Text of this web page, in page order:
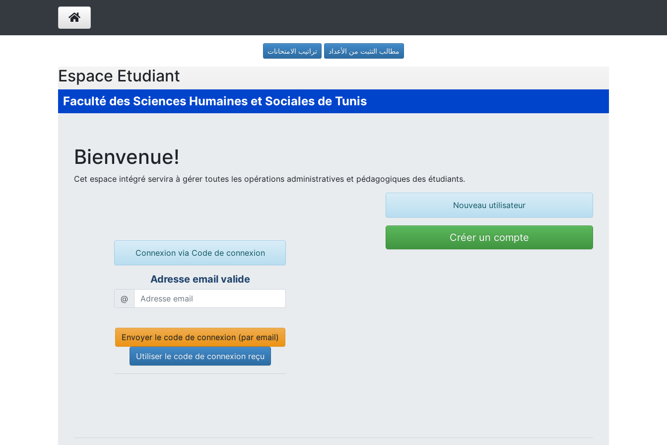
تراتيب الامتحانات مطالب التثبت من الأعداد
Espace Etudiant
Faculté des Sciences Humaines et Sociales de Tunis
Bienvenue!
Cet espace intégré servira à gérer toutes les opérations administratives et pédagogiques des étudiants.
Connexion via Code de connexion
Adresse email valide
@
Envoyer le code de connexion (par email)
Utiliser le code de connexion reçu
Nouveau utilisateur
Créer un compte